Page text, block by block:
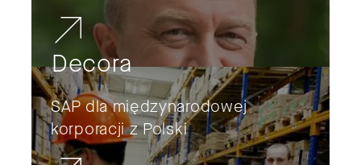
Decora
SAP dla międzynarodowej
korporacji z Polski